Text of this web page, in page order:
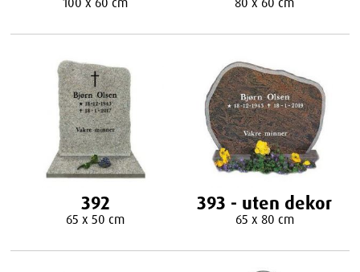
392
65 x 50 cm
393 - uten dekor
65 x 80 cm